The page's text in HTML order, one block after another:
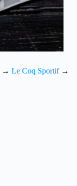
→ Le Coq Sportif→